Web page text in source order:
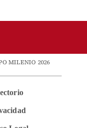
MILENIO 2026